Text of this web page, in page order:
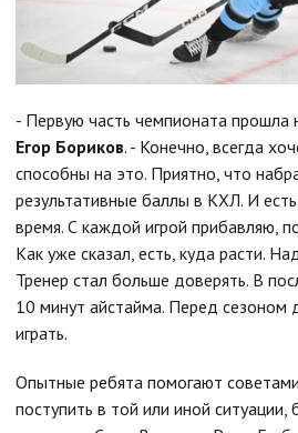
- Первую часть чемпионата прошла
Егор Бориков. - Конечно, всегда
способны на это. Приятно, что
результативные баллы в КХЛ. И
время. С каждой игрой прибавляю,
Как уже сказал, есть, куда расти.
Тренер стал больше доверять. В
10 минут айстайма. Перед сезоном
играть.
Опытные ребята помогают
поступить в той или иной ситуации,